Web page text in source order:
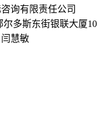
询有限责任公司
多斯东街银联大厦
慧敏